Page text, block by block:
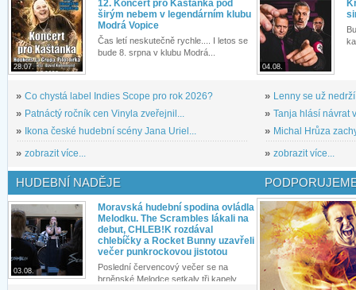
28.07.
12. Koncert pro Kaštánka pod
širým nebem v legendárním klubu
Modrá Vopice
Čas letí neskutečně rychle.... I letos se
bude 8. srpna v klubu Modrá...
» Co chystá label Indies Scope pro rok 2026?
» Patnáctý ročník cen Vinyla zveřejnil...
»
Ikona české hudební scény Jana Uriel...
» zobrazit více...
04.08.
» Lenny se už
» Tanja hlásí návrat
» Michal Hrůza
» zobrazit více...
HUDEBNÍ NADĚJE
03.08.
Moravská hudební spodina ovládla
Melodku. The Scrambles lákali na
debut, CHLEB!K rozdával
chlebíčky a Rocket Bunny uzavřeli
večer punkrockovou jistotou
Poslední červencový večer se na
brněnské Melodce setkaly tři kapely...